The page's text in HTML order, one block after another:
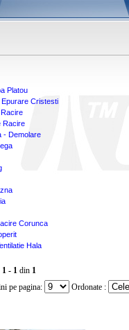
Platou
Cristesti
Racire
- Demolare
Corunca
Hala
1 - 1 din 1
pe pagina:
Ordonate :